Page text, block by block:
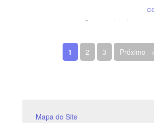
mal em ti por todos os teus dias.” (1 Sm
AGENDA DE LEITURA SEGUNDA –
Paginação de posts
1 2 3 Próximo →
Mapa do Site